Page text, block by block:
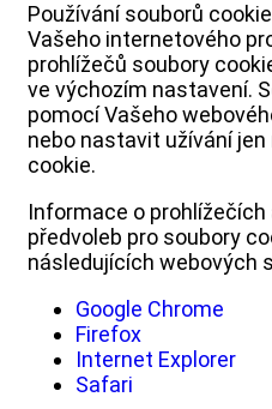
Používání souborů
Vašeho internetového
prohlížečů soubory
ve výchozím nastavení.
pomocí Vašeho
nebo nastavit užívání
cookie.
Informace o
předvoleb pro soubory
následujících webových
Google Chrome
Firefox
Internet Explorer
Safari